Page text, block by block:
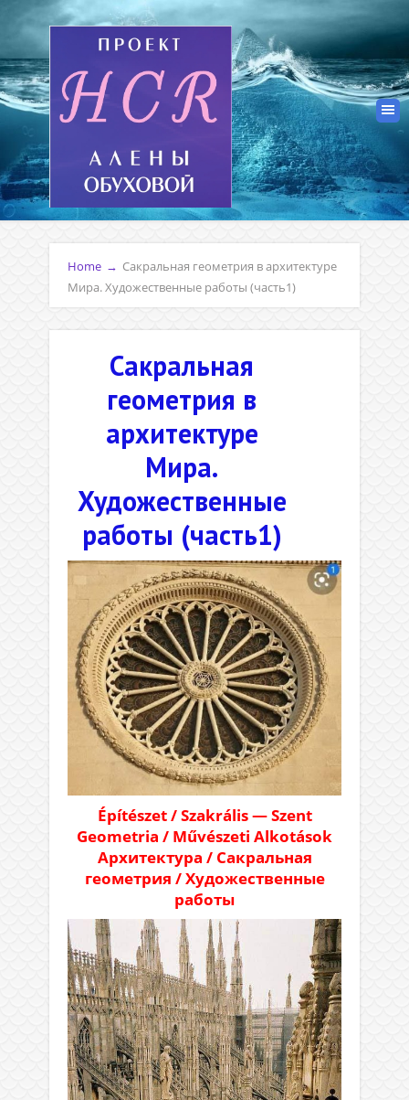
Home → Сакральная геометрия в архитектуре
Мира. Художественные работы (часть1)
Сакральная
геометрия в
архитектуре
Мира.
Художественные
работы (часть1)
Építészet / Szakrális — Szent
Geometria / Művészeti Alkotások
Архитектура / Сакральная
геометрия / Художественные
работы